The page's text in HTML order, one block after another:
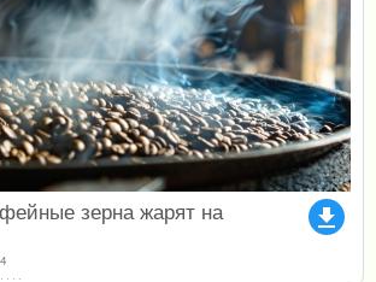
file_download
зерна жарят на